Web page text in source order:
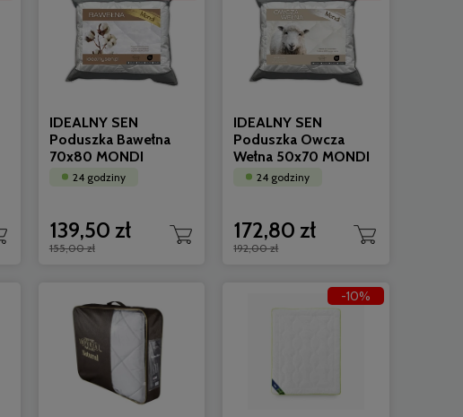
AMZ BAMBOO poduszka pikowana
antyalergiczna i antybakteryjna 70x80
AMZ BAMBOO kołdra
antyalergiczna i
244,80 zł
IDEALNY SEN
Poduszka Bawełna
70x80 MONDI
24 godziny
139,50 zł
155,00 zł
IDEALNY SEN
Poduszka Owcza
Wełna 50x70 MONDI
24 godziny
172,80 zł
192,00 zł
-10%